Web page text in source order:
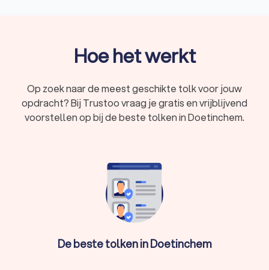
eenvoudig de verschillende tolken in Doetinchem via Trustoo,
jouw situatie.
Wat is een tolk?
gemaakt tussen mensen die verschillende talen spreken. Dit
is onmisbaar in een multiculturele samenleving als Nederland.
Een tolk in Doetinchem overbrugt taalbarrières en zorgt voor
heldere communicatie tussen verschillende taal- en
cultuurgroepen. Of je nu een tolk nodig hebt voor een
een medische afspraak, bij Trustoo vind je de juiste
Hoe het werkt
Op zoek naar de meest geschikte tolk voor jouw
opdracht? Bij Trustoo vraag je gratis en vrijblijvend
voorstellen op bij de beste tolken in Doetinchem.
De beste tolken in Doetinchem